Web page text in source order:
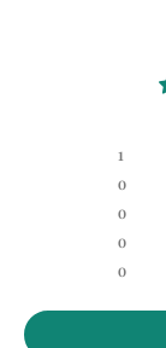
1
0
0
0
0